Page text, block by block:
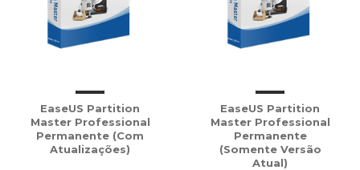
EaseUS Partition
Master Professional
Permanente (com
Atualizações)
EaseUS Partition
Master Professional
Permanente
(somente Versão
Atual)